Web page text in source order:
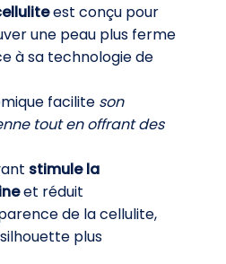
est conçu pour
une peau plus ferme
à sa technologie de
faciliteson
tout en offrant des
stimule la
et réduit
de la cellulite,
plus